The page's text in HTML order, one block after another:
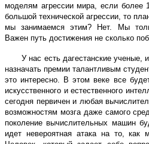
моделям агрессии мира, если более
большой технической агрессии, то
мы занимаемся этим? Нет. Мы
Важен путь достижения не сколько
У нас есть дагестанские
назначать премии талантливым
это интересно. В этом веке все
искусственного и естественного
сегодня первичен и любая
возможностям мозга даже самого
поколение вычислительных машин
идет невероятная атака на то, как